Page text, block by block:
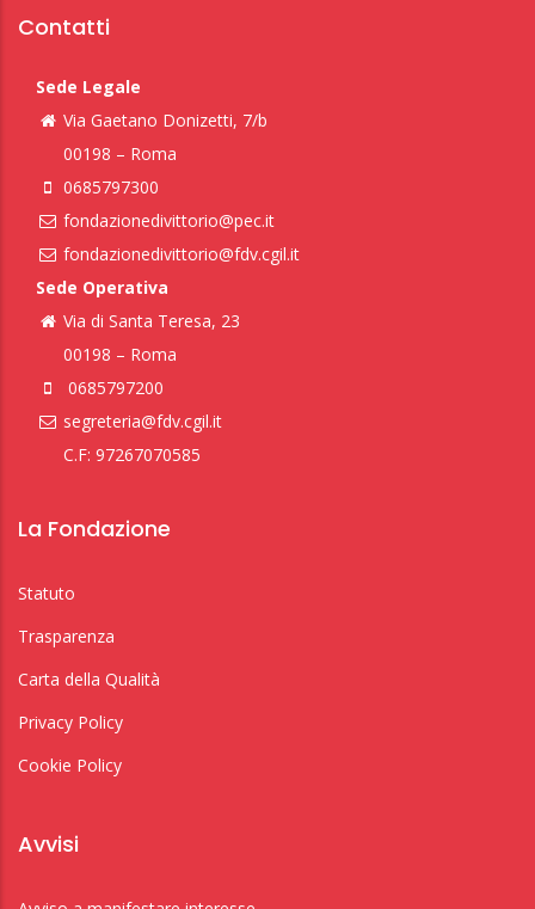
Contatti
Sede Legale
Via Gaetano Donizetti, 7/b
00198 – Roma
0685797300
fondazionedivittorio@pec.it
fondazionedivittorio@fdv.cgil.it
Sede Operativa
Via di Santa Teresa, 23
00198 – Roma
0685797200
segreteria@fdv.cgil.it
C.F: 97267070585
La Fondazione
Statuto
Trasparenza
Carta della Qualità
Privacy Policy
Cookie Policy
Avvisi